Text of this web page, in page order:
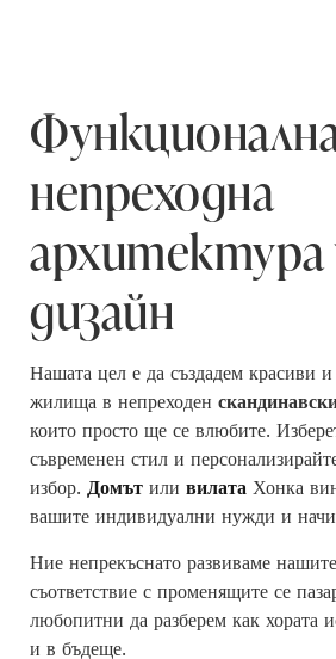
непреходна
архитектура
дизайн
Нашата цел е да създадем красиви
жилища в непреходен
които просто ще се влюбите.
съвременен стил и
избор. Домът или вилата Хонка
вашите индивидуални нужди и
Ние непрекъснато развиваме
съответствие с променящите се
любопитни да разберем как хората
и в бъдеще.